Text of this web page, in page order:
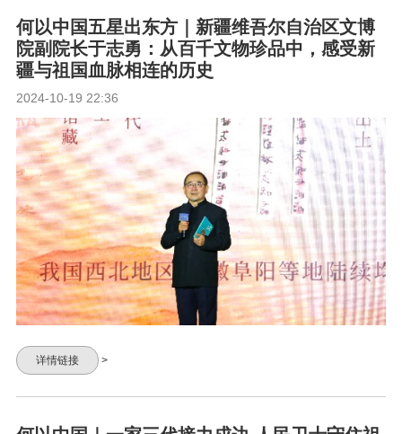
何以中国五星出东方｜新疆维吾尔自治区文博
院副院长于志勇：从百千文物珍品中，感受新
疆与祖国血脉相连的历史
2024-10-19 22:36
详情链接 >